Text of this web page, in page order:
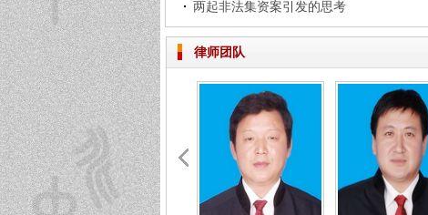
两起非法集资案引发的思考
律师团队